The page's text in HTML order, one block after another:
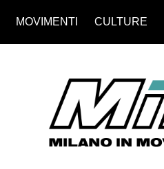
MOVIMENTI CULTURE